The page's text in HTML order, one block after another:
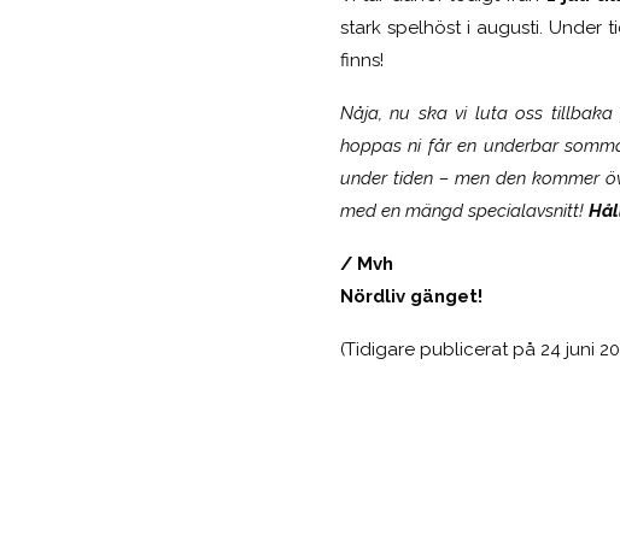
stark spelhöst i augusti. Under
finns!
Nåja, nu ska vi luta oss
hoppas ni får en underbar
under tiden – men den kommer
med en mängd specialavsnitt!
/ Mvh
Nördliv gänget!
(Tidigare publicerat på 24 juni